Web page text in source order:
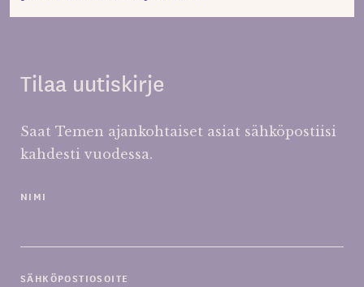
Tilaa uutiskirje
Saat Temen ajankohtaiset asiat sähköpostiisi
kahdesti vuodessa.
NIMI
SÄHKÖPOSTIOSOITE